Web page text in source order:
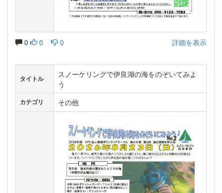
0 0 0 詳細を表示
タイトル
スノーケリングで伊良湖の海をのぞいてみよ
う
カテゴリ その他